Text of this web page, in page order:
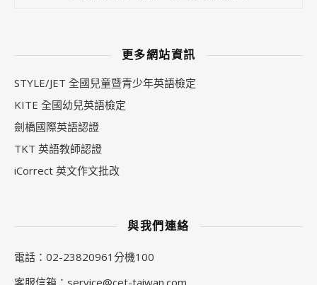
更多網站資訊
STYLE/JET 全國兒童暨青少年英語檢定
KITE 全國幼兒英語檢定
劍橋國際英語認證
TKT 英語教師認證
iCorrect 英文作文批改
與我們連絡
電話：02-23820961分機100